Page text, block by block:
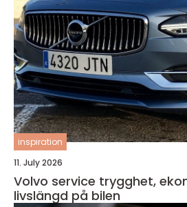
inspiration
11. July 2026
Volvo service trygghet, ekonomi och längre
livslängd på bilen